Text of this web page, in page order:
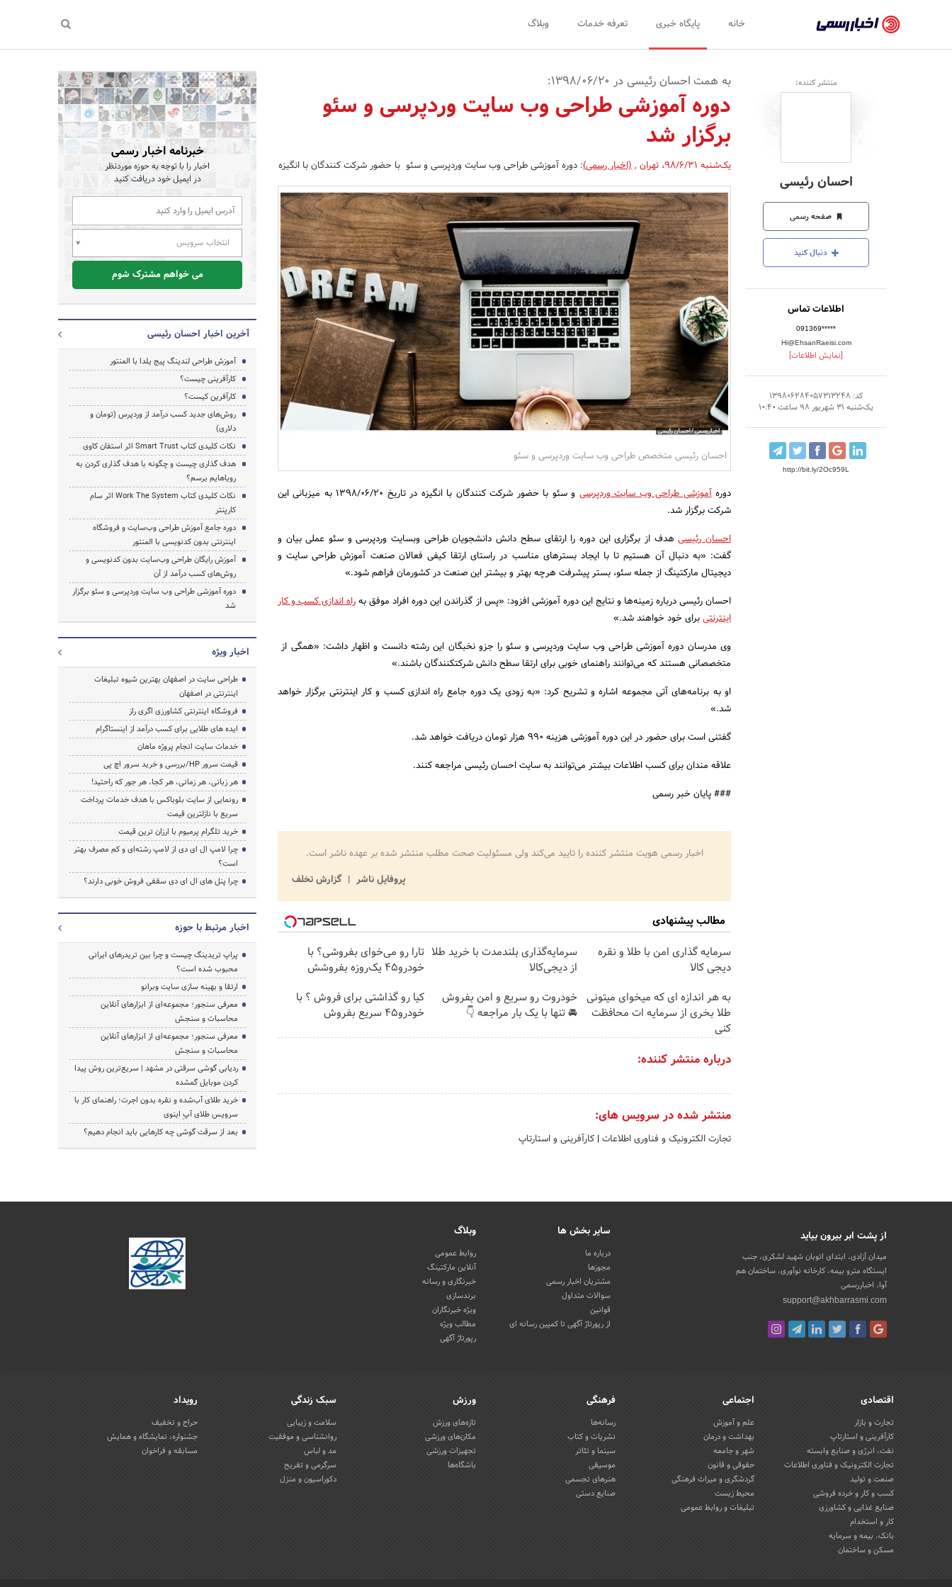
رسمی
-
اخبار
شرکت‌ها،
سازمان‌ها
و
روابط
عمومی‌ها
خانه پایگاه خبری تعرفه خدمات وبلاگ
جستجو
منتشر کننده:
احسان رئیسی
صفحه رسمی
دنبال کنید
اطلاعات تماس
091369*****
Hi@EhsanRaeisi.com
[نمایش اطلاعات]
کد: 139806284057313248
یک‌شنبه 31 شهریور 98 ساعت 10:40
http://bit.ly/2Oc959L
به همت احسان رئیسی در 1398/06/20:
دوره آموزشی طراحی وب سایت وردپرسی و سئو
برگزار شد
یک‌شنبه 98/6/31 ، تهران ,(اخبار رسمی): دوره آموزشی طراحی وب سایت وردپرسی و سئو با حضور شرکت کنندگان با انگیزه
احسان رئیسی متخصص طراحی وب سایت وردپرسی و سئو
دورهآموزشی طراحی وب سایت وردپرسی
و سئو با حضور شرکت کنندگان با انگیزه در تاریخ 1398/06/20 به میزبانی این
شرکت برگزار شد.
احسان رئیسیهدف از برگزاری این دوره را ارتقای سطح دانش دانشجویان طراحی وبسایت وردپرسی و سئو عملی بیان و
گفت: «به دنبال آن هستیم تا با ایجاد بسترهای مناسب در راستای ارتقا کیفی فعالان صنعت آموزش طراحی سایت و
دیجیتال مارکتینگ از جمله سئو، بستر پیشرفت هرچه بهتر و بیشتر این صنعت در کشورمان فراهم شود.»
احسان رئیسی درباره زمینه‌ها و نتایج این دوره آموزشی افزود: «پس از گذراندن این دوره افراد موفق بهراه اندازی کسب و کار
اینترنتیبرای خود خواهند شد.»
وی مدرسان دوره آموزشی طراحی وب سایت وردپرسی و سئو را جزو نخبگان این رشته دانست و اظهار داشت: «همگی از
متخصصانی هستند که می‌توانند راهنمای خوبی برای ارتقا سطح دانش شرکتکنندگان باشند.»
او به برنامه‌های آتی مجموعه اشاره و تشریح کرد: «به زودی یک دوره جامع راه اندازی کسب و کار اینترنتی برگزار خواهد
شد.»
گفتنی است برای حضور در این دوره آموزشی هزینه 990 هزار تومان دریافت خواهد شد.
علاقه مندان برای کسب اطلاعات بیشتر می‌توانند به سایت احسان رئیسی مراجعه کنند.
### پایان خبر رسمی
اخبار رسمی هویت منتشر کننده را تایید می‌کند ولی مسئولیت صحت مطلب منتشر شده بر عهده ناشر است.
پروفایل ناشر
گزارش تخلف
مطالب پیشنهادی
سرمایه گذاری امن با طلا و نقره
دیجی کالا
سرمایه‌گذاری بلندمدت با خرید طلا
از دیجی‌کالا
تارا رو می‌خوای بفروشی؟ با
خودرو۴۵ یک‌روزه بفروشش
به هر اندازه ای که میخوای میتونی
طلا بخری از سرمایه ات محافظت
کنی
خودروت رو سریع و امن بفروش
🚘 تنها با یک بار مراجعه 👇
کیا رو گذاشتی برای فروش ؟ با
خودرو45 سریع بفروش
درباره منتشر کننده:
منتشر شده در سرویس های:
تجارت الکترونیک و فناوری اطلاعات | کارآفرینی و استارتاپ
خبرنامه اخبار رسمی
اخبار را با توجه به حوزه موردنظر
در ایمیل خود دریافت کنید
انتخاب سرویس
می خواهم مشترک شوم
آخرین اخبار احسان رئیسی
آموزش طراحی لندینگ پیج یلدا با المنتور
کارآفرینی چیست؟
کارآفرین کیست؟
روش‌های جدید کسب درآمد از وردپرس (تومان و
دلاری)
نکات کلیدی کتاب Smart Trust اثر استفان کاوی
هدف گذاری چیست و چگونه با هدف گذاری کردن به
رویاهایم برسم؟
نکات کلیدی کتاب Work The System اثر سام
کارپنتر
دوره جامع آموزش طراحی وب‌سایت و فروشگاه
اینترنتی بدون کدنویسی با المنتور
آموزش رایگان طراحی وب‌سایت بدون کدنویسی و
روش‌های کسب درآمد از آن
دوره آموزشی طراحی وب سایت وردپرسی و سئو برگزار
شد
اخبار ویژه
طراحی سایت در اصفهان بهترین شیوه تبلیغات
اینترنتی در اصفهان
فروشگاه اینترنتی کشاورزی اگری راز
ایده های طلایی برای کسب درآمد از اینستاگرام
خدمات سایت انجام پروژه ماهان
قیمت سرور HP/بررسی و خرید سرور اچ پی
هر زبانی، هر زمانی، هر کجا، هر جور که راحتید!
رونمایی از سایت بلوباکس با هدف خدمات پرداخت
سریع با نازلترین قیمت
خرید تلگرام پرمیوم با ارزان ترین قیمت
چرا لامپ ال ای دی از لامپ رشته‌ای و کم مصرف بهتر
است؟
چرا پنل های ال ای دی سقفی فروش خوبی دارند؟
اخبار مرتبط با حوزه
پراپ تریدینگ چیست و چرا بین تریدرهای ایرانی
محبوب شده است؟
ارتقا و بهینه سازی سایت وبرانو
معرفی سنجور؛ مجموعه‌ای از ابزارهای آنلاین
محاسبات و سنجش
معرفی سنجور؛ مجموعه‌ای از ابزارهای آنلاین
محاسبات و سنجش
ردیابی گوشی سرقتی در مشهد | سریع‌ترین روش پیدا
کردن موبایل گمشده
خرید طلای آب‌شده و نقره بدون اجرت؛ راهنمای کار با
سرویس طلای آپِ اینوی
بعد از سرقت گوشی چه کارهایی باید انجام دهیم؟
از پشت ابر بیرون بیاید
میدان آزادی، ابتدای اتوبان شهید لشکری، جنب
ایستگاه مترو بیمه، کارخانه نوآوری، ساختمان هم
آوا، اخباررسمی
support@akhbarrasmi.com
سایر بخش ها
درباره ما
مجوزها
مشتریان اخبار رسمی
سوالات متداول
قوانین
از رپورتاژ آگهی تا کمپین رسانه ای
وبلاگ
روابط عمومی
آنلاین مارکتینگ
خبرنگاری و رسانه
برندسازی
ویژه خبرنگاران
مطالب ویژه
رپورتاژ آگهی
اقتصادی
تجارت و بازار
کارآفرینی و استارتاپ
نفت، انرژی و صنایع وابسته
تجارت الکترونیک و فناوری اطلاعات
صنعت و تولید
کسب و کار و خرده فروشی
صنایع غذایی و کشاورزی
کار و استخدام
بانک، بیمه و سرمایه
مسکن و ساختمان
اجتماعی
علم و آموزش
بهداشت و درمان
شهر و جامعه
حقوقی و قانون
گردشگری و میراث فرهنگی
محیط زیست
تبلیغات و روابط عمومی
فرهنگی
رسانه‌ها
نشریات و کتاب
سینما و تئاتر
موسیقی
هنرهای تجسمی
صنایع دستی
ورزش
تازه‌های ورزش
مکان‌های ورزشی
تجهیزات ورزشی
باشگاه‌ها
سبک زندگی
سلامت و زیبایی
روانشناسی و موفقیت
مد و لباس
سرگرمی و تفریح
دکوراسیون و منزل
رویداد
حراج و تخفیف
جشنواره، نمایشگاه و همایش
مسابقه و فراخوان